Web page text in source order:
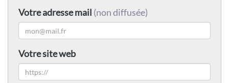
Votre adresse mail (non diffusée)
Votre site web